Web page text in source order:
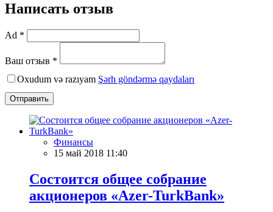
Написать отзыв
Ad *
Ваш отзыв *
Oxudum və razıyam Şərh göndərmə qaydaları
Отправить
Финансы
15 май 2018 11:40
Состоится общее собрание
акционеров «Azer-TurkBank»